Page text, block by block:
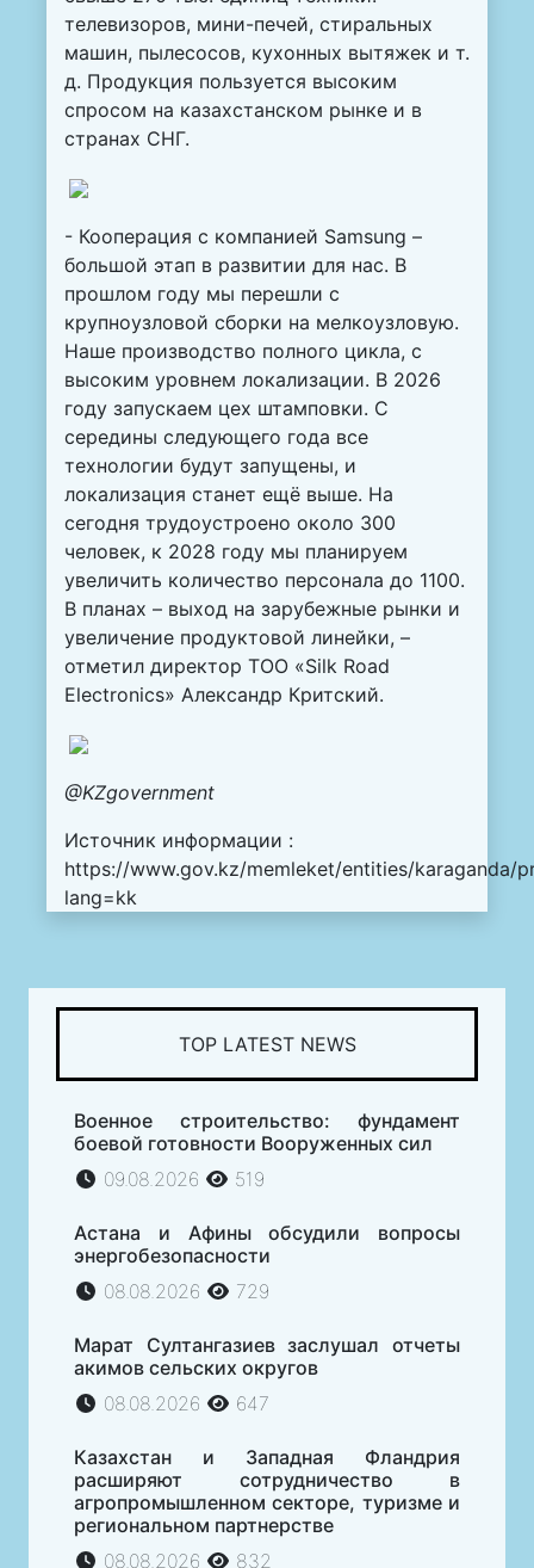
телевизоров, мини-печей, стиральных
машин, пылесосов, кухонных вытяжек и т.
д. Продукция пользуется высоким
спросом на казахстанском рынке и в
странах СНГ.
- Кооперация с компанией Samsung –
большой этап в развитии для нас. В
прошлом году мы перешли с
крупноузловой сборки на мелкоузловую.
Наше производство полного цикла, с
высоким уровнем локализации. В 2026
году запускаем цех штамповки. С
середины следующего года все
технологии будут запущены, и
локализация станет ещё выше. На
сегодня трудоустроено около 300
человек, к 2028 году мы планируем
увеличить количество персонала до 1100.
В планах – выход на зарубежные рынки и
увеличение продуктовой линейки, –
отметил директор ТОО «Silk Road
Electronics» Александр Критский.
@KZgovernment
Источник информации :
https://www.gov.kz/memleket/entities/karaganda/
lang=kk
TOP LATEST NEWS
Военное строительство: фундамент
боевой готовности Вооруженных сил
09.08.2026
519
Астана и Афины обсудили вопросы
энергобезопасности
08.08.2026
729
Марат Султангазиев заслушал отчеты
акимов сельских округов
08.08.2026
647
Казахстан и Западная Фландрия
расширяют сотрудничество в
агропромышленном секторе, туризме и
региональном партнерстве
08.08.2026
832